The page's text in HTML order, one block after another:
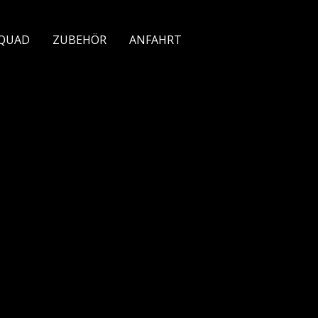
ZUBEHÖR ANFAHRT